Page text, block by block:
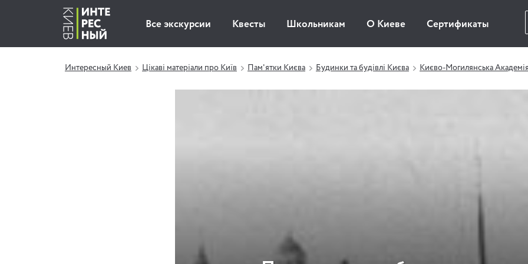
Все экскурсии Квесты Школьникам О Киеве Сертификаты
Интересный Киев Цікаві матеріали про Київ Пам'ятки Києва Будинки та будівлі Києва Києво-Могилянська